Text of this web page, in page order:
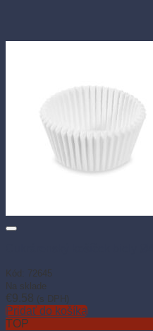
Kód: 72645
Na sklade
€9.58 (s DPH)
Pridať do košíka
TOP